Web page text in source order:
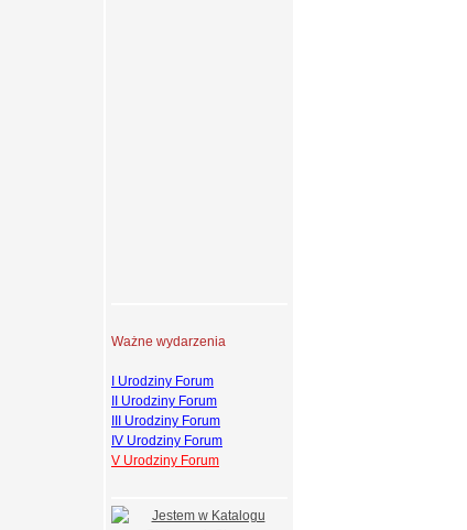
Ważne wydarzenia
I Urodziny Forum
II Urodziny Forum
III Urodziny Forum
IV Urodziny Forum
V Urodziny Forum